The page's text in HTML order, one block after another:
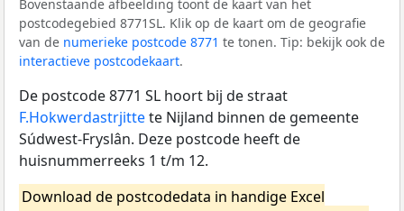
Bovenstaande afbeelding toont de kaart van het
postcodegebied 8771SL. Klik op de kaart om de geografie
van de numerieke postcode 8771 te tonen. Tip: bekijk ook de
interactieve postcodekaart.
De postcode 8771 SL hoort bij de straat
F.Hokwerdastrjittete Nijland binnen de gemeente
Súdwest-Fryslân. Deze postcode heeft de
huisnummerreeks 1 t/m 12.
Download de postcodedata in handige Excel